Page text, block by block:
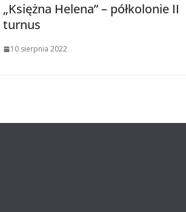
„Księżna Helena” – półkolonie II
turnus
10 sierpnia 2022